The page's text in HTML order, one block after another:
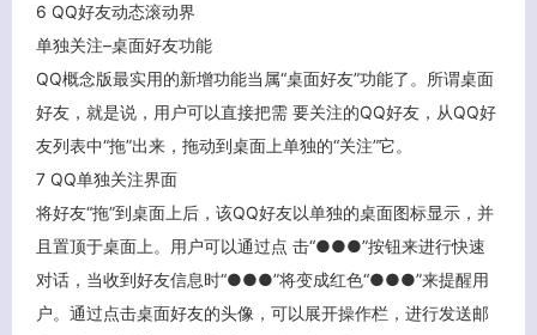
6 QQ好友动态滚动界
单独关注–桌面好友功能
QQ概念版最实用的新增功能当属“桌面好友”功能了。所谓桌面
好友，就是说，用户可以直接把需 要关注的QQ好友，从QQ好
友列表中“拖”出来，拖动到桌面上单独的“关注”它。
7 QQ单独关注界面
将好友“拖”到桌面上后，该QQ好友以单独的桌面图标显示，并
且置顶于桌面上。用户可以通过点 击“●●●”按钮来进行快速
对话，当收到好友信息时“●●●”将变成红色“●●●”来提醒用
户。通过点击桌面好友的头像，可以展开操作栏，进行发送邮
客服小美